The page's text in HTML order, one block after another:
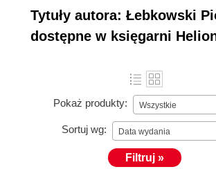
Tytuły autora: Łebkowski
dostępne w księgarni
Pokaż produkty: Wszystkie
Sortuj wg: Data wydania
Filtruj »